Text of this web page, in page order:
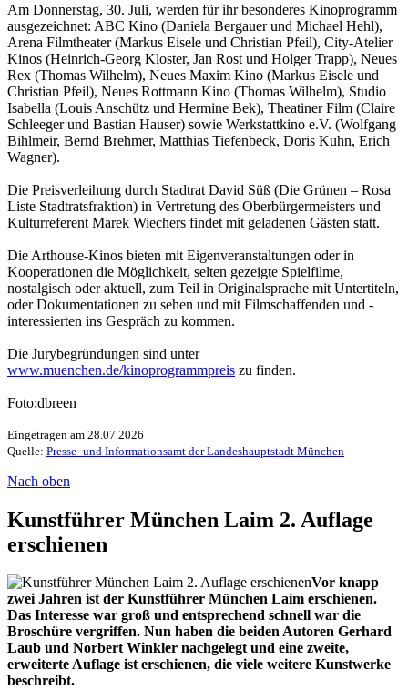
Am Donnerstag, 30. Juli, werden für ihr besonderes Kinoprogramm
ausgezeichnet: ABC Kino (Daniela Bergauer und Michael Hehl),
Arena Filmtheater (Markus Eisele und Christian Pfeil), City-Atelier
Kinos (Heinrich-Georg Kloster, Jan Rost und Holger Trapp), Neues
Rex (Thomas Wilhelm), Neues Maxim Kino (Markus Eisele und
Christian Pfeil), Neues Rottmann Kino (Thomas Wilhelm), Studio
Isabella (Louis Anschütz und Hermine Bek), Theatiner Film (Claire
Schleeger und Bastian Hauser) sowie Werkstattkino e.V. (Wolfgang
Bihlmeir, Bernd Brehmer, Matthias Tiefenbeck, Doris Kuhn, Erich
Wagner).
Die Preisverleihung durch Stadtrat David Süß (Die Grünen – Rosa
Liste Stadtratsfraktion) in Vertretung des Oberbürgermeisters und
Kulturreferent Marek Wiechers findet mit geladenen Gästen statt.
Die Arthouse-Kinos bieten mit Eigenveranstaltungen oder in
Kooperationen die Möglichkeit, selten gezeigte Spielfilme,
nostalgisch oder aktuell, zum Teil in Originalsprache mit Untertiteln,
oder Dokumentationen zu sehen und mit Filmschaffenden und -
interessierten ins Gespräch zu kommen.
Die Jurybegründungen sind unter
www.muenchen.de/kinoprogrammpreis zu finden.
Foto:dbreen
Eingetragen am 28.07.2026
Quelle: Presse- und Informationsamt der Landeshauptstadt München
Nach oben
Kunstführer München Laim 2. Auflage
erschienen
Vor knapp
zwei Jahren ist der Kunstführer München Laim erschienen.
Das Interesse war groß und entsprechend schnell war die
Broschüre vergriffen. Nun haben die beiden Autoren Gerhard
Laub und Norbert Winkler nachgelegt und eine zweite,
erweiterte Auflage ist erschienen, die viele weitere Kunstwerke
beschreibt.